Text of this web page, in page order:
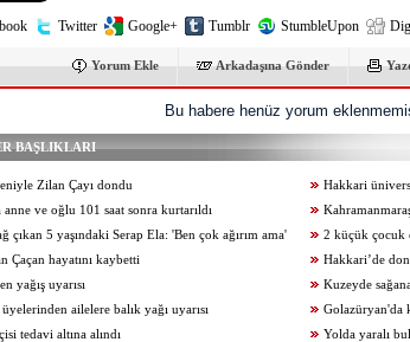
Twitter Google+ Tumblr StumbleUpon
Yorum Ekle Arkadaşına Gönder
Bu habere henüz yorum
BAŞLIKLARI
Zilan Çayı dondu
Hakkari
ve oğlu 101 saat sonra kurtarıldı
çıkan 5 yaşındaki Serap Ela: 'Ben çok ağırım ama'
2 küçük çocuk
Çaçan hayatını kaybetti
Hakkari’de
yağış uyarısı
Kuzeyde
tahminleri
ailelere balık yağı uyarısı
Golazüryan'da
tedavi altına alındı
Yolda yaralı